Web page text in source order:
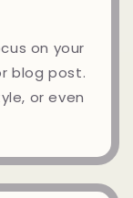
on your
blog post.
or even